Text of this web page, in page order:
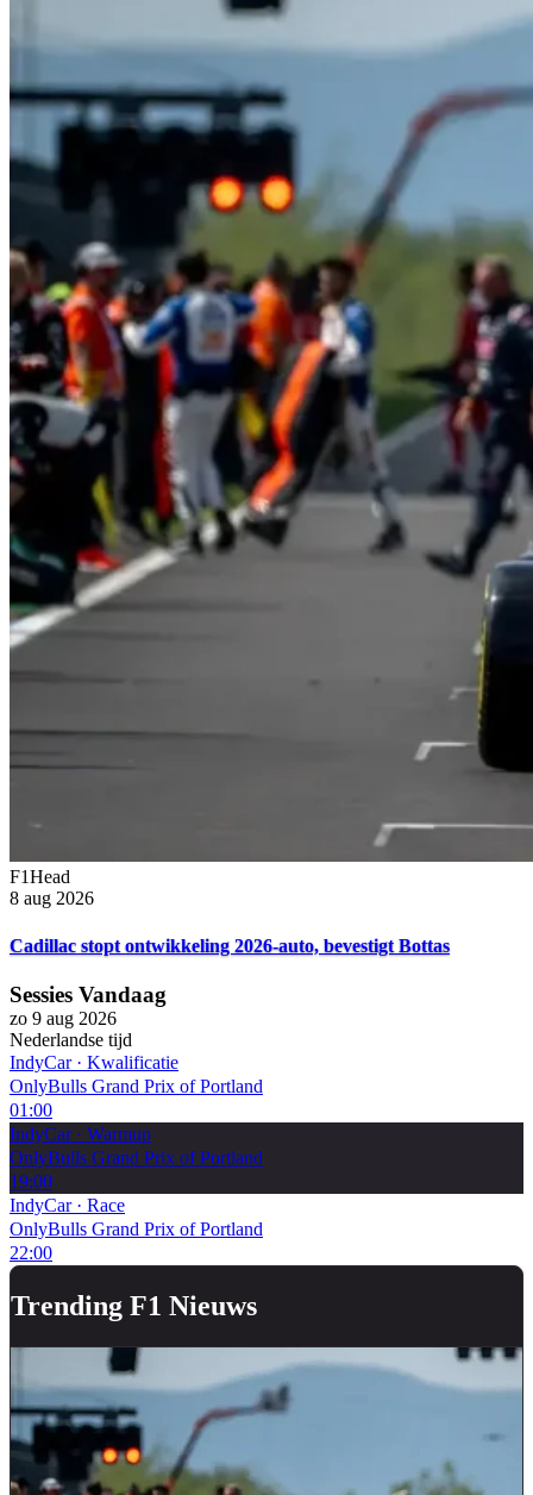
F1Head
8 aug 2026
Cadillac stopt ontwikkeling 2026-auto, bevestigt Bottas
Sessies Vandaag
zo 9 aug 2026
Nederlandse tijd
IndyCar· Kwalificatie
OnlyBulls Grand Prix of Portland
01:00
IndyCar· Warmup
OnlyBulls Grand Prix of Portland
19:00
IndyCar· Race
OnlyBulls Grand Prix of Portland
22:00
Trending F1 Nieuws